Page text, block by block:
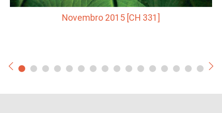
Novembro 2015 [CH 331]